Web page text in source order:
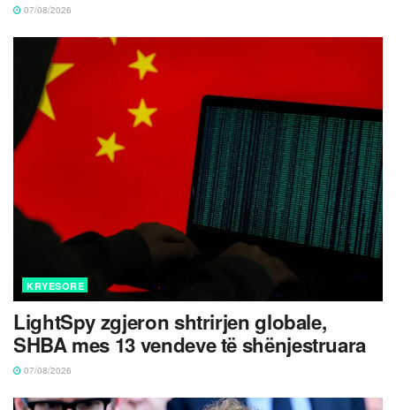
07/08/2026
KRYESORE
LightSpy zgjeron shtrirjen globale,
SHBA mes 13 vendeve të shënjestruara
07/08/2026